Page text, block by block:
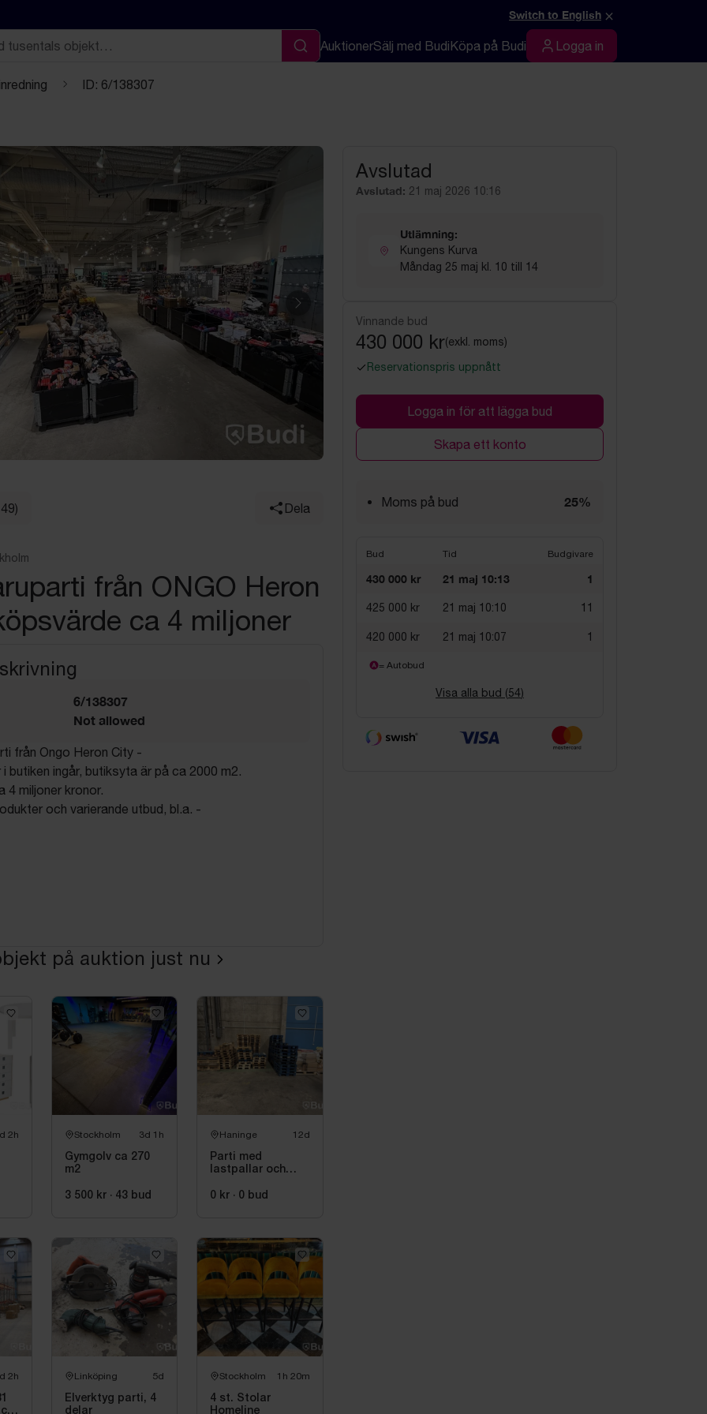
Switch to English ×
Sök
AuktionerSälj med BudiKöpa på Budi Logga in
Logga in
ID: 6/138307
Nästa
Dela
från ONGO Heron
ca 4 miljoner
6/138307
Not allowed
från Ongo Heron City -
butiken ingår, butiksyta är på ca 2000 m2.
4 miljoner kronor.
och varierande utbud, bl.a. -
/ pyssel
2027)
urval av artiklar.
på auktion just nu
2h Stockholm 3d 1h
Gymgolv ca 270
m2
3 500 kr · 43 bud
Haninge 12d
Parti med
lastpallar och
st
0 kr · 0 bud
2h Linköping 5d
Elverktyg parti, 4
delar
Stockholm 1h 20m
4 st. Stolar
Homeline
Avslutad
Avslutad: 21 maj 2026 10:16
Utlämning:
Kungens Kurva
Måndag 25 maj kl. 10 till 14
Vinnande bud
430 000 kr(exkl. moms)
Reservationspris uppnått
Logga in för att lägga bud
Skapa ett konto
Moms på bud 25%
Bud Tid Budgivare
430 000 kr 21 maj 10:13 1
425 000 kr 21 maj 10:10 11
420 000 kr 21 maj 10:07 1
= Autobud
Visa alla bud (54)